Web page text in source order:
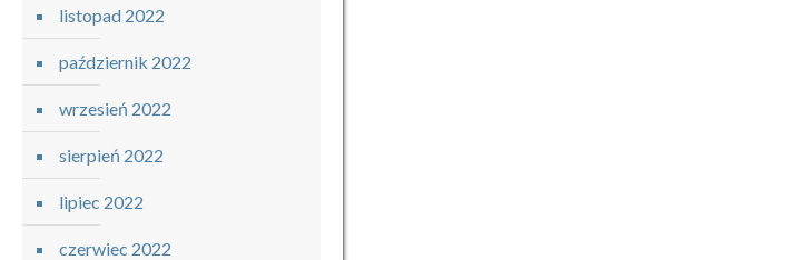
listopad 2022
październik 2022
wrzesień 2022
sierpień 2022
lipiec 2022
czerwiec 2022